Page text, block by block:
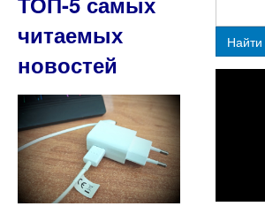
читаемых
новостей
Найти